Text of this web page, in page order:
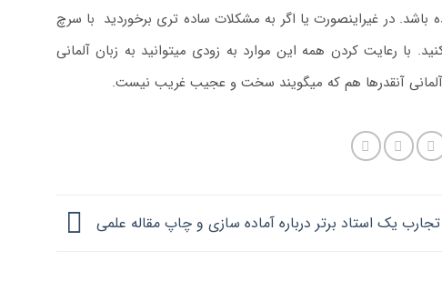
باشد. در غیراینصورت یا اگر به مشکلات ساده تری برخوردید با سرچ
با رعایت کردن همه این موارد به زودی میتوانید به زبان آلمانی
آلمانی آنقدرها هم که میگویند سخت و عجیب غریب نیست.
تجارب یک استاد برتر درباره آماده سازی و چاپ مقاله علمی